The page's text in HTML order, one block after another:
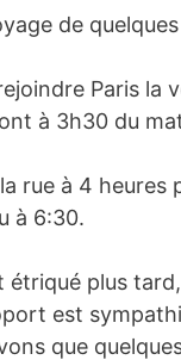
de
Paris la
à 3h30 du
rue à 4 heures
à 6:30.
plus
est
que